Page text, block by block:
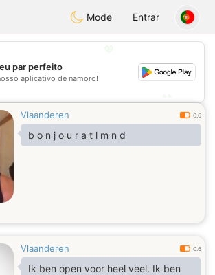
Tantôt Mode Entrar
💕
par perfeito
aplicativo de namoro!
Vlaanderen 0.6
b o n j o u r a t l m n d
Vlaanderen 0.6
Ik ben open voor heel veel. Ik ben